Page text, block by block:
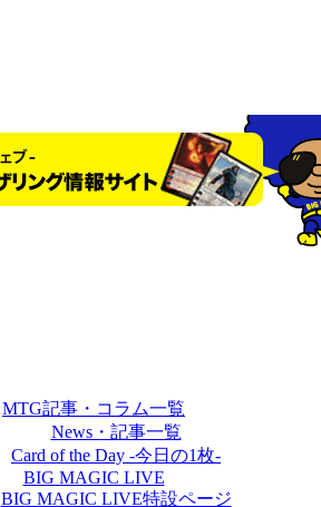
MTG記事・コラム一覧
News・記事一覧
Card of the Day -今日の1枚-
BIG MAGIC LIVE
BIG MAGIC LIVE特設ページ